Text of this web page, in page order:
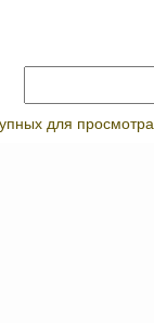
для просмотра